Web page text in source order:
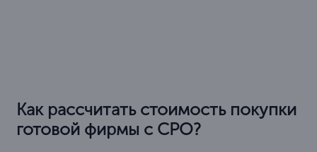
Как рассчитать стоимость покупки
готовой фирмы с СРО?